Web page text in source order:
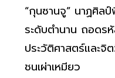
“กุนซานจู” นาฏศิล
ระดับตำนาน ถอดร
ประวัติศาสตร์และ
ชนเผ่าเหมียว